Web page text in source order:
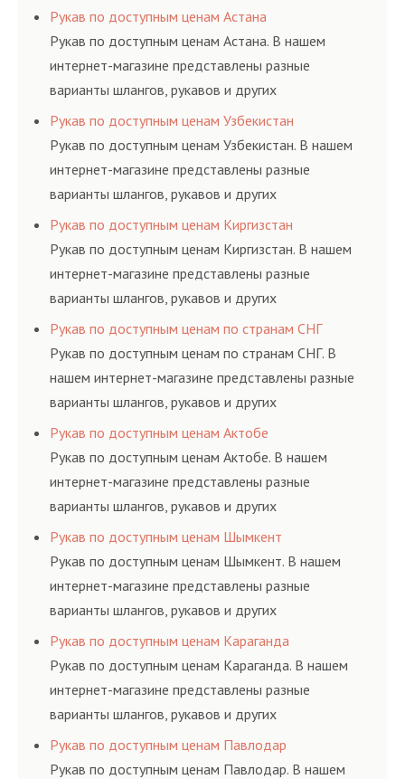
резинотехнических изделий, соответствующих
ГОСТам, техническим условиям и нормативам.
Рукав по доступным ценам Астана
Рукав по доступным ценам Астана. В нашем
интернет-магазине представлены разные
варианты шлангов, рукавов и других
резинотехнических изделий, соответствующих
ГОСТам, техническим условиям и нормативам.
Рукав по доступным ценам Узбекистан
Рукав по доступным ценам Узбекистан. В нашем
интернет-магазине представлены разные
варианты шлангов, рукавов и других
резинотехнических изделий, соответствующих
ГОСТам, техническим условиям и нормативам.
Рукав по доступным ценам Киргизстан
Рукав по доступным ценам Киргизстан. В нашем
интернет-магазине представлены разные
варианты шлангов, рукавов и других
резинотехнических изделий, соответствующих
ГОСТам, техническим условиям и нормативам.
Рукав по доступным ценам по странам СНГ
Рукав по доступным ценам по странам СНГ. В
нашем интернет-магазине представлены разные
варианты шлангов, рукавов и других
резинотехнических изделий, соответствующих
ГОСТам, техническим условиям и нормативам.
Рукав по доступным ценам Актобе
Рукав по доступным ценам Актобе. В нашем
интернет-магазине представлены разные
варианты шлангов, рукавов и других
резинотехнических изделий, соответствующих
ГОСТам, техническим условиям и нормативам.
Рукав по доступным ценам Шымкент
Рукав по доступным ценам Шымкент. В нашем
интернет-магазине представлены разные
варианты шлангов, рукавов и других
резинотехнических изделий, соответствующих
ГОСТам, техническим условиям и нормативам.
Рукав по доступным ценам Караганда
Рукав по доступным ценам Караганда. В нашем
интернет-магазине представлены разные
варианты шлангов, рукавов и других
резинотехнических изделий, соответствующих
ГОСТам, техническим условиям и нормативам.
Рукав по доступным ценам Павлодар
Рукав по доступным ценам Павлодар. В нашем